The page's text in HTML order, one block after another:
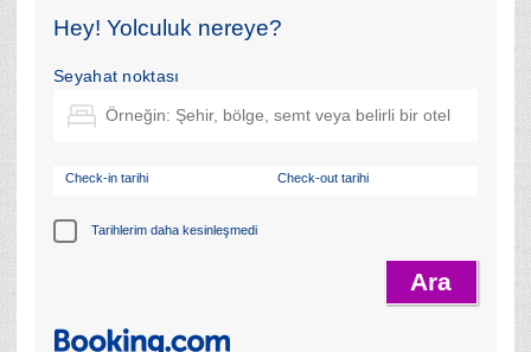
Hey! Yolculuk nereye?
Seyahat noktası
Check-in tarihi Check-out tarihi
Tarihlerim daha kesinleşmedi